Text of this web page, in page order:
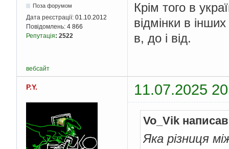
Поза форумом
Дата реєстрації: 01.10.2012
Повідомлень: 4 866
Репутація: 2522
Крім того в
відмінки в
в, до і від.
вебсайт
P.Y. 11.07.2025
Vo_Vik
Яка різниця